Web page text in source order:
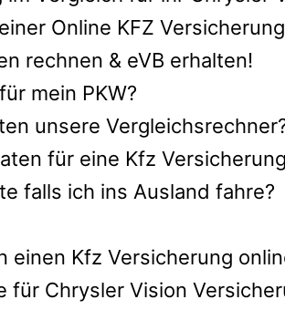
Online KFZ
rechnen & eVB erhalten!
mein PKW?
unsere
für eine Kfz
falls ich ins Ausland fahre?
einen Kfz Versicherung
Chrysler Vision